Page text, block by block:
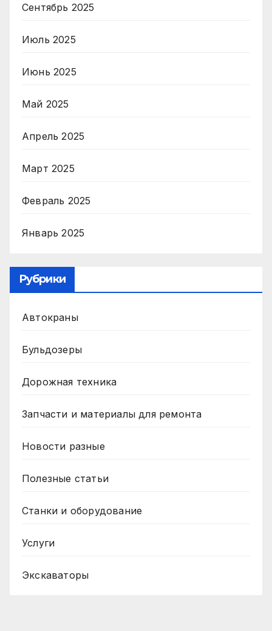
Сентябрь 2025
Июль 2025
Июнь 2025
Май 2025
Апрель 2025
Март 2025
Февраль 2025
Январь 2025
Рубрики
Автокраны
Бульдозеры
Дорожная техника
Запчасти и материалы для ремонта
Новости разные
Полезные статьи
Станки и оборудование
Услуги
Экскаваторы